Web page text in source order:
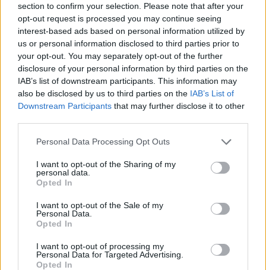
section to confirm your selection. Please note that after your
opt-out request is processed you may continue seeing
interest-based ads based on personal information utilized by
us or personal information disclosed to third parties prior to
your opt-out. You may separately opt-out of the further
disclosure of your personal information by third parties on the
IAB’s list of downstream participants. This information may
also be disclosed by us to third parties on the IAB’s List of
Downstream Participants that may further disclose it to other
Personal Data Processing Opt Outs
I want to opt-out of the Sharing of my
personal data.
Opted In
I want to opt-out of the Sale of my
Personal Data.
Opted In
I want to opt-out of processing my
Personal Data for Targeted Advertising.
Opted In
Hasznos
Impresszum
Szerzői jogok
Adatvédelmi tájékoztató
Cookie-kezelési tájékoztató
Nyomtatott lapjaink archívuma
Médiaajánlat
Sütibeállítások
Médiatér